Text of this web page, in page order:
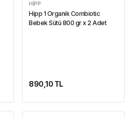
HIPP
Hipp 1 Organik Combiotic
Bebek Sütü 800 gr x 2 Adet
890,10 TL